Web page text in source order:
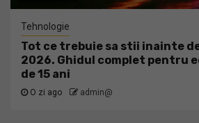
Tehnologie
Tot ce trebuie sa stii inainte de
2026. Ghidul complet pentru
de 15 ani
O zi ago admin@